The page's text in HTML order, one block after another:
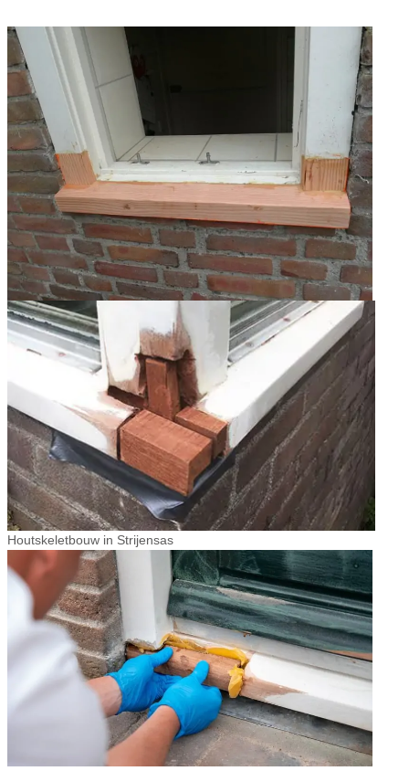
Houtskeletbouw in Strijensas